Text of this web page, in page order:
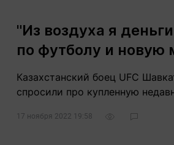
+7 (777) 001 44 99
"Из воздуха я
по футболу и новую
Казахстанский боец UFC
спросили про купленную
17 ноября 2022 19:58